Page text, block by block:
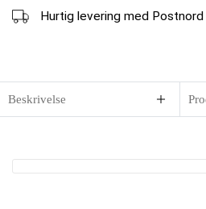
Hurtig levering med Postnord
Beskrivelse